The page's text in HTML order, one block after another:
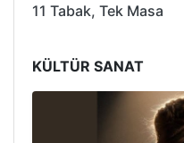
11 Tabak, Tek Masa
KÜLTÜR SANAT